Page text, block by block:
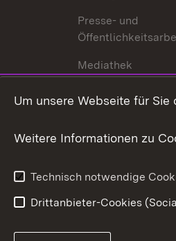
Presse- und
Mediathek
Publikationen
Um unsere Webseite für
Weitere Informationen zu
Technisch notwendige
Drittanbieter-Cookies